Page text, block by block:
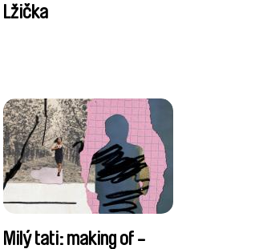
Lžička
Milý tati: making of -